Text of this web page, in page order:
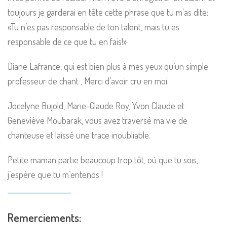
toujours je garderai en tête cette phrase que tu m’as dite:
«Tu n’es pas responsable de ton talent, mais tu es
responsable de ce que tu en fais!»
Diane Lafrance, qui est bien plus à mes yeux qu’un simple
professeur de chant , Merci d’avoir cru en moi.
Jocelyne Bujold, Marie-Claude Roy, Yvon Claude et
Geneviève Moubarak, vous avez traversé ma vie de
chanteuse et laissé une trace inoubliable.
Petite maman partie beaucoup trop tôt, où que tu sois,
j’espère que tu m’entends !
Remerciements: